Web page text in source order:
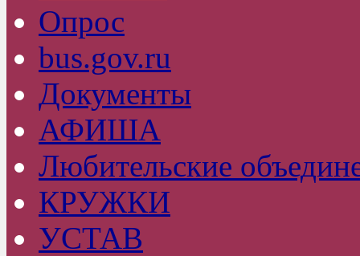
Опрос
bus.gov.ru
Документы
АФИША
Любительские
КРУЖКИ
УСТАВ